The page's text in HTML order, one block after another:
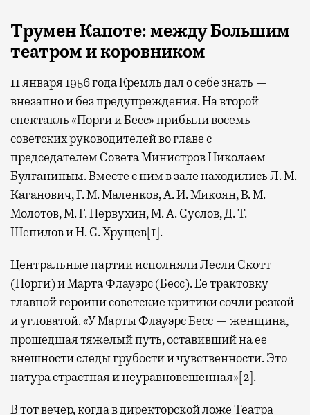
ТруменКапоте: между Большим
театроми коровником
11 января 1956 года Кремль дал о себе знать —
внезапно и без предупреждения. На второй
спектакль «Порги и Бесс» прибыли восемь
советских руководителей во главе с
председателем Совета Министров Николаем
Булганиным. Вместе с ним в зале находились Л. М.
Каганович, Г. М. Маленков, А. И. Микоян, В. М.
Молотов, М. Г. Первухин, М. А. Суслов, Д. Т.
Шепилов и Н. С. Хрущев[1].
Центральные партии исполняли Лесли Скотт
(Порги) и Марта Флауэрс (Бесс). Ее трактовку
главной героини советские критики сочли резкой
и угловатой. «У Марты Флауэрс Бесс — женщина,
прошедшая тяжелый путь, оставивший на ее
внешности следы грубости и чувственности. Это
натура страстная и неуравновешенная»[2].
В тот вечер, когда в директорской ложе Театра